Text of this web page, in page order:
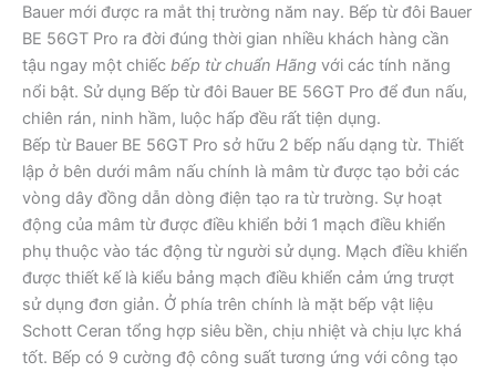
Bauer mới được ra mắt thị trường năm nay. Bếp từ đôi Bauer
BE 56GT Pro ra đời đúng thời gian nhiều khách hàng cần
tậu ngay một chiếc bếp từ chuẩn Hãng với các tính năng
nổi bật. Sử dụng Bếp từ đôi Bauer BE 56GT Pro để đun nấu,
chiên rán, ninh hầm, luộc hấp đều rất tiện dụng.
Bếp từ Bauer BE 56GT Pro sở hữu 2 bếp nấu dạng từ. Thiết
lập ở bên dưới mâm nấu chính là mâm từ được tạo bởi các
vòng dây đồng dẫn dòng điện tạo ra từ trường. Sự hoạt
động của mâm từ được điều khiển bởi 1 mạch điều khiển
phụ thuộc vào tác động từ người sử dụng. Mạch điều khiển
được thiết kế là kiểu bảng mạch điều khiển cảm ứng trượt
sử dụng đơn giản. Ở phía trên chính là mặt bếp vật liệu
Schott Ceran tổng hợp siêu bền, chịu nhiệt và chịu lực khá
tốt. Bếp có 9 cường độ công suất tương ứng với công tạo